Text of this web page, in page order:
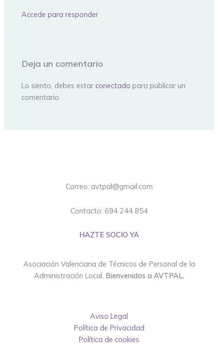
Accede para responder
Deja un comentario
Lo siento, debes estar conectado para publicar un
comentario.
Correo: avtpal@gmail.com
Contacto: 694 244 854
HAZTE SOCIO YA
Asociación Valenciana de Técnicos de Personal de la
Administración Local. Bienvenidos a AVTPAL.
Aviso Legal
Política de Privacidad
Política de cookies